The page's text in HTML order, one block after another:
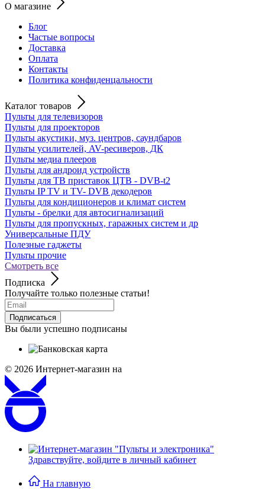
О магазине
Блог
Частые вопросы
Доставка
Оплата
Контакты
Политика конфиденцальности
Каталог товаров
Пульты для телевизоров
Пульты для проекторов
Пульты акустики, муз. центров, саундбаров
Пульты усилителей, AV-ресиверов, ДК
Пульты медиа плееров
Пульты для андроид устройств
Пульты для ТВ приставок ЦТВ - DVB-t2
Пульты IP TV и TV- DVB декодеров
Пульты для кондиционеров и климат систем
Пульты - брелки для автосигнализаций
Пульты для пропускных, гаражных систем и др
Универсальные ПДУ
Полезные гаджеты
Пульты прочие
Смотреть все
Подписка
Получайте только полезные статьи!
Подписаться
Вы были успешно подписаны
© 2026 Интернет-магазин на
Здравствуйте, войдите в личный кабинет
На главную